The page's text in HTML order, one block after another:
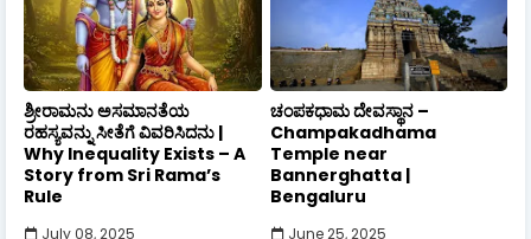
ಶ್ರೀರಾಮನು ಅಸಮಾನತೆಯ
ರಹಸ್ಯವನ್ನು ಸೀತೆಗೆ ವಿವರಿಸಿದನು |
Why Inequality Exists – A
Story from Sri Rama’s
Rule
July 08, 2025
ಚಂಪಕಧಾಮ ದೇವಸ್ಥಾನ –
Champakadhama
Temple near
Bannerghatta |
Bengaluru
June 25, 2025